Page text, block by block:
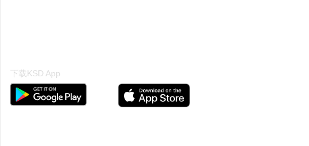
下载KSD App